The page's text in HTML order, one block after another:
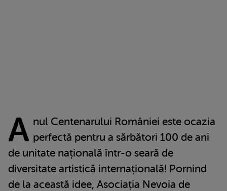
A nul Centenarului României este ocazia
perfectă pentru a sărbători 100 de ani
de unitate națională într-o seară de
diversitate artistică internațională! Pornind
de la această idee, Asociația Nevoia de